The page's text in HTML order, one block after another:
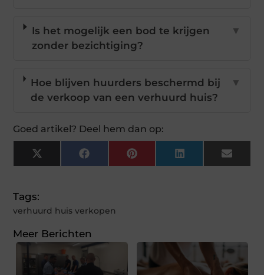
Is het mogelijk een bod te krijgen
zonder bezichtiging?
▼
Hoe blijven huurders beschermd bij
de verkoop van een verhuurd huis?
▼
Goed artikel? Deel hem dan op:
X
(Twitter)
FacebookPinterestLinkedInEmail
Tags:
verhuurd huis verkopen
Meer Berichten